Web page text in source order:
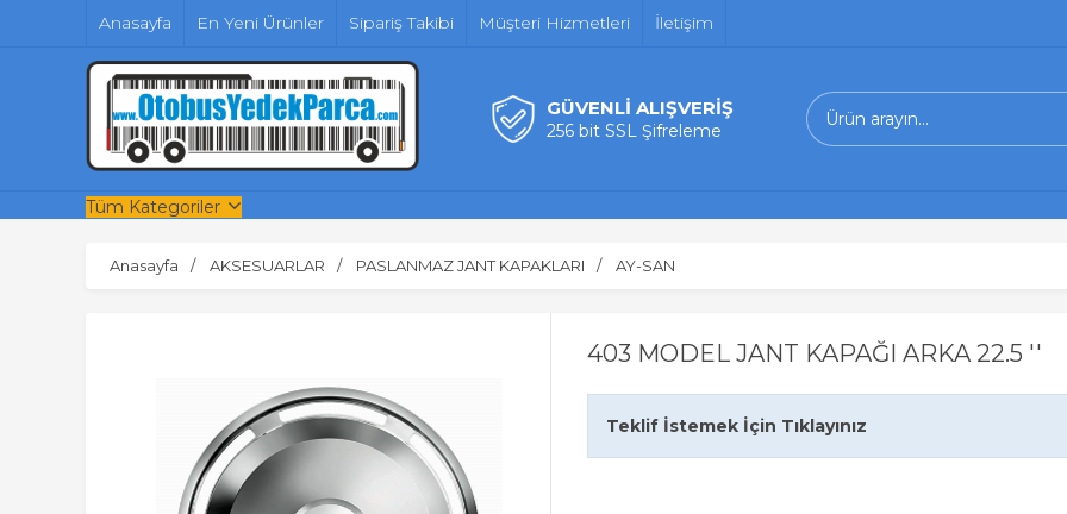
Anasayfa En Yeni Ürünler Sipariş Takibi Müşteri Hizmetleri İletişim
GÜVENLİ ALIŞVERİŞ
256 bit SSL Şifreleme
Tüm Kategoriler
Anasayfa AKSESUARLAR PASLANMAZ JANT KAPAKLARI AY-SAN
403 MODEL JANT KAPAĞI ARKA 22.5 ''
Teklif İstemek İçin Tıklayınız